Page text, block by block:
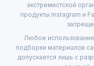
экстремистской
продукты Instagram и
Любое
подборки материалов
допускается лишь с